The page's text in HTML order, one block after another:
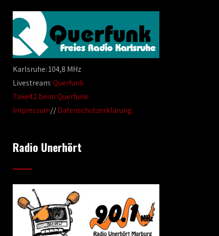
Karlsruhe: 104,8 MHz
Livestream:Querfunk
Take42 beim Querfunk
Impressum//Datenschutzerklärung
Radio Unerhört